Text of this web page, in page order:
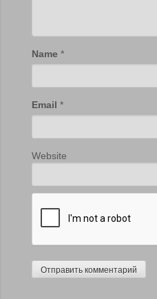
Name *
Email *
Website